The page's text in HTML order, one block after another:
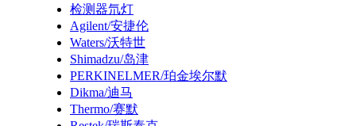
检测器氘灯
Agilent/安捷伦
Waters/沃特世
Shimadzu/岛津
PERKINELMER/珀金埃尔默
Dikma/迪马
Thermo/赛默